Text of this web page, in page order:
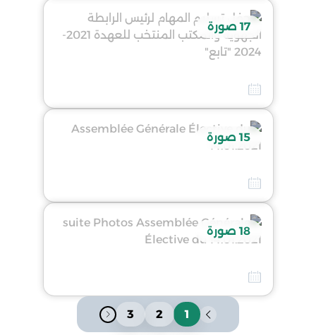
17 صورة
15 صورة
18 صورة
1
2
3